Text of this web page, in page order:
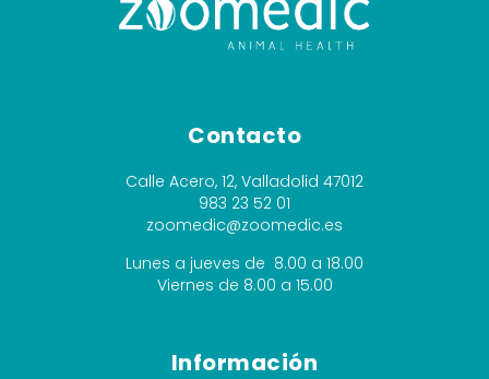
Contacto
Calle Acero, 12, Valladolid 47012
983 23 52 01
zoomedic@zoomedic.es
Lunes a jueves de 8.00 a 18.00
Viernes de 8.00 a 15.00
Información